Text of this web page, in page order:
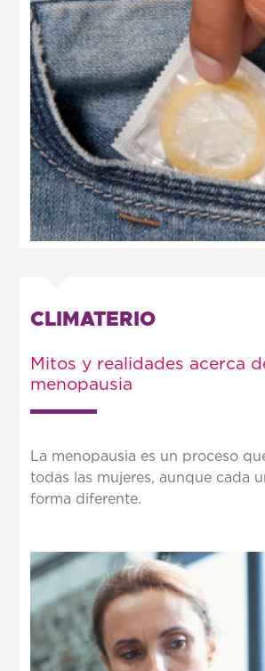
CLIMATERIO
Mitos y realidades acerca
menopausia
La menopausia es un proceso
todas las mujeres, aunque cada
forma diferente.